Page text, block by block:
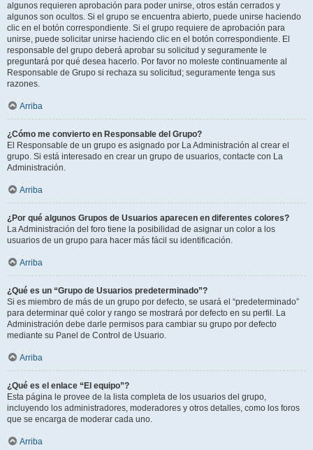
algunos requieren aprobación para poder unirse, otros están cerrados y
algunos son ocultos. Si el grupo se encuentra abierto, puede unirse haciendo
clic en el botón correspondiente. Si el grupo requiere de aprobación para
unirse, puede solicitar unirse haciendo clic en el botón correspondiente. El
responsable del grupo deberá aprobar su solicitud y seguramente le
preguntará por qué desea hacerlo. Por favor no moleste continuamente al
Responsable de Grupo si rechaza su solicitud; seguramente tenga sus
razones.
Arriba
¿Cómo me convierto en Responsable del Grupo?
El Responsable de un grupo es asignado por La Administración al crear el
grupo. Si está interesado en crear un grupo de usuarios, contacte con La
Administración.
Arriba
¿Por qué algunos Grupos de Usuarios aparecen en diferentes colores?
La Administración del foro tiene la posibilidad de asignar un color a los
usuarios de un grupo para hacer más fácil su identificación.
Arriba
¿Qué es un “Grupo de Usuarios predeterminado”?
Si es miembro de más de un grupo por defecto, se usará el “predeterminado”
para determinar qué color y rango se mostrará por defecto en su perfil. La
Administración debe darle permisos para cambiar su grupo por defecto
mediante su Panel de Control de Usuario.
Arriba
¿Qué es el enlace “El equipo”?
Esta página le provee de la lista completa de los usuarios del grupo,
incluyendo los administradores, moderadores y otros detalles, como los foros
que se encarga de moderar cada uno.
Arriba